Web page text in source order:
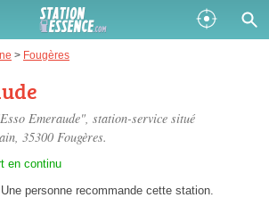
> Fougères
Emeraude", station-service situé
, 35300 Fougères.
en continu
Une personne recommande cette station.